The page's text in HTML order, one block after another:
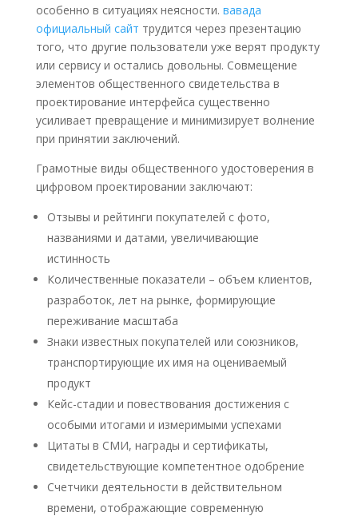
особенно в ситуациях неясности. вавада
официальный сайт трудится через презентацию
того, что другие пользователи уже верят продукту
или сервису и остались довольны. Совмещение
элементов общественного свидетельства в
проектирование интерфейса существенно
усиливает превращение и минимизирует волнение
при принятии заключений.
Грамотные виды общественного удостоверения в
цифровом проектировании заключают:
Отзывы и рейтинги покупателей с фото,
названиями и датами, увеличивающие
истинность
Количественные показатели – объем клиентов,
разработок, лет на рынке, формирующие
переживание масштаба
Знаки известных покупателей или союзников,
транспортирующие их имя на оцениваемый
продукт
Кейс-стадии и повествования достижения с
особыми итогами и измеримыми успехами
Цитаты в СМИ, награды и сертификаты,
свидетельствующие компетентное одобрение
Счетчики деятельности в действительном
времени, отображающие современную